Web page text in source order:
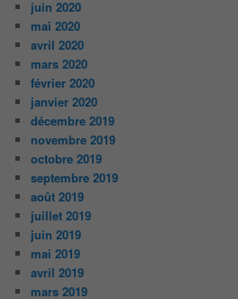
juin 2020
mai 2020
avril 2020
mars 2020
février 2020
janvier 2020
décembre 2019
novembre 2019
octobre 2019
septembre 2019
août 2019
juillet 2019
juin 2019
mai 2019
avril 2019
mars 2019